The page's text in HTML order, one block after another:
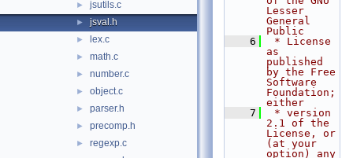
► jsutils.c
► jsval.h
► lex.c
► math.c
► number.c
► object.c
► parser.h
► precomp.h
► regexp.c
Lesser
General
Public
    6
* License
as
published
by the Free
Software
Foundation;
either
    7
* version
2.1 of the
License, or
(at your
option) any